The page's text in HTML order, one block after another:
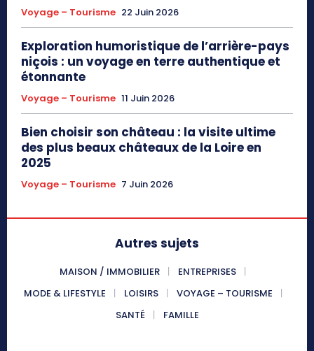
Voyage – Tourisme 22 Juin 2026
Exploration humoristique de l’arrière-pays
niçois : un voyage en terre authentique et
étonnante
Voyage – Tourisme 11 Juin 2026
Bien choisir son château : la visite ultime
des plus beaux châteaux de la Loire en
2025
Voyage – Tourisme 7 Juin 2026
Autres sujets
MAISON / IMMOBILIER
ENTREPRISES
MODE & LIFESTYLE
LOISIRS
VOYAGE – TOURISME
SANTÉ
FAMILLE